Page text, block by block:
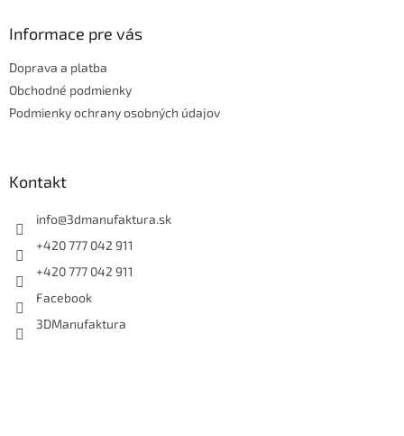
Informace pre vás
Doprava a platba
Obchodné podmienky
Podmienky ochrany osobných údajov
Kontakt
info@3dmanufaktura.sk
+420 777 042 911
+420 777 042 911
Facebook
3DManufaktura